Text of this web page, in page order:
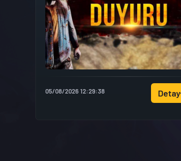
05/08/2026 12:29:38 Detay